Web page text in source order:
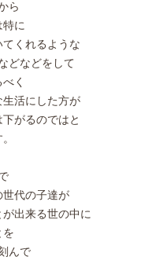
ら
特に
くれるような
どなどをして
く
活にした方が
がるのではと
代の子達が
出来る世の中に
を
んで